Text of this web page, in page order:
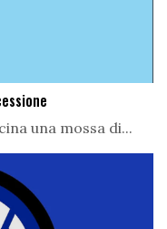
una mossa di...